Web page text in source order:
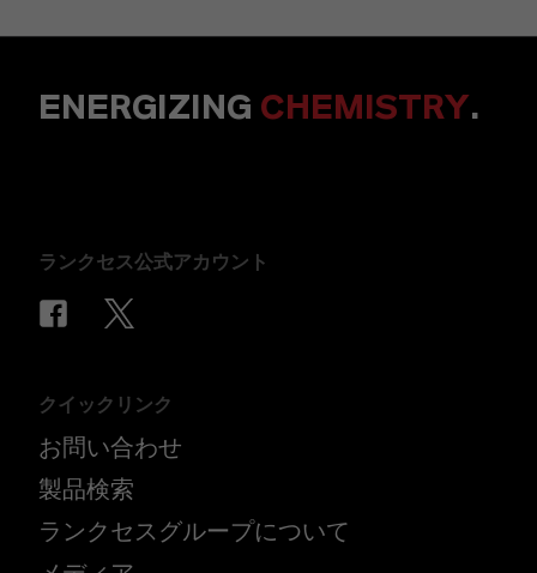
ENERGIZING CHEMISTRY.
ランクセス公式アカウント
クイックリンク
お問い合わせ
製品検索
ランクセスグループについて